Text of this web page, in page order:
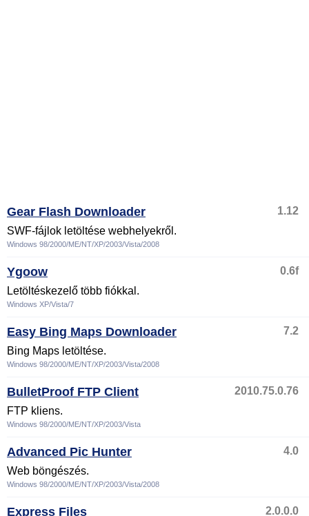
Gear Flash Downloader
1.12
SWF-fájlok letöltése webhelyekről.
Windows 98/2000/ME/NT/XP/2003/Vista/2008
Ygoow
0.6f
Letöltéskezelő több fiókkal.
Windows XP/Vista/7
Easy Bing Maps Downloader
7.2
Bing Maps letöltése.
Windows 98/2000/ME/NT/XP/2003/Vista/2008
BulletProof FTP Client
2010.75.0.76
FTP kliens.
Windows 98/2000/ME/NT/XP/2003/Vista
Advanced Pic Hunter
4.0
Web böngészés.
Windows 98/2000/ME/NT/XP/2003/Vista/2008
Express Files
2.0.0.0